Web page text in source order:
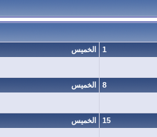
1 الخميس
8 الخميس
15 الخميس